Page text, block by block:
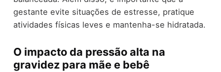
gestante evite situações de estresse, pratique
atividades físicas leves e mantenha-se hidratada.
O impacto da pressão alta na
gravidez para mãe e bebê